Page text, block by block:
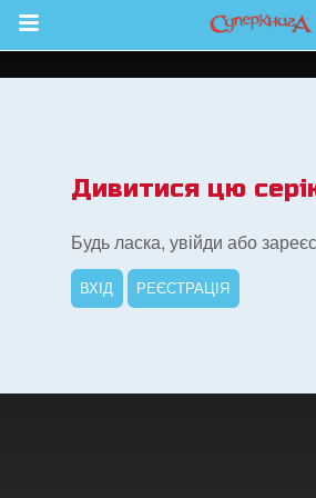
Return to
Суперкнига
Дивитися цю
Будь ласка, увійди або
ВХІД РЕЄСТРАЦІЯ